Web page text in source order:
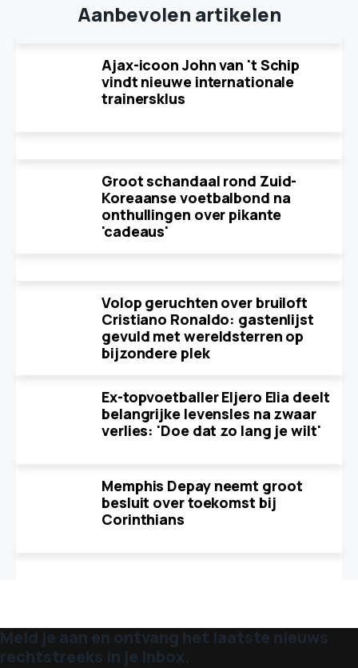
Aanbevolen artikelen
Ajax-icoon John van 't Schip
vindt nieuwe internationale
trainersklus
Groot schandaal rond Zuid-
Koreaanse voetbalbond na
onthullingen over pikante
'cadeaus'
Volop geruchten over bruiloft
Cristiano Ronaldo: gastenlijst
gevuld met wereldsterren op
bijzondere plek
Ex-topvoetballer Eljero Elia deelt
belangrijke levensles na zwaar
verlies: 'Doe dat zo lang je wilt'
Memphis Depay neemt groot
besluit over toekomst bij
Corinthians
Meld je aan en ontvang het laatste nieuws
rechtstreeks in je inbox.